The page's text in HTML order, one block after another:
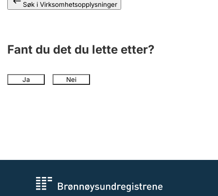
Søk i Virksomhetsopplysninger
Fant du det du lette etter?
Ja Nei